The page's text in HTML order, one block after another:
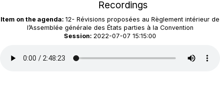
Recordings
Item on the agenda: 12- Révisions proposées au Règlement intérieur de
l’Assemblée générale des États parties à la Convention
Session: 2022-07-07 15:15:00